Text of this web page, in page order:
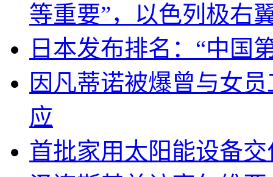
等重要”，以色列极右
日本发布排名：“中国
因凡蒂诺被爆曾与女
应
首批家用太阳能设备